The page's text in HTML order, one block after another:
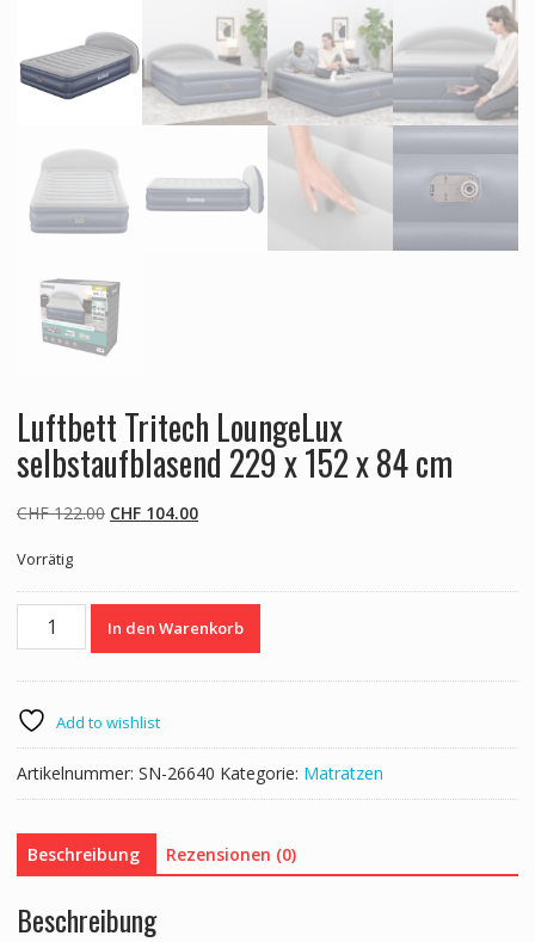
Luftbett Tritech LoungeLux
selbstaufblasend 229 x 152 x 84 cm
CHF122.00 Ursprünglicher
CHF 122.00
CHF104.00Aktueller
CHF 104.00.
Vorrätig
Luftbett
Tritech
229
x
152
x
cm
Menge
In den Warenkorb
Add to wishlist
Artikelnummer: SN-26640 Kategorie: Matratzen
Beschreibung Rezensionen (0)
Beschreibung